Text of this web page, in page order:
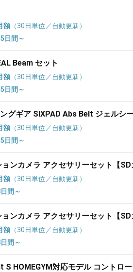
額 （30日単位／自動更新）
日間～
Beam セット
額 （30日単位／自動更新）
日間～
グギア SIXPAD Abs Belt ジェルシ
額 （30日単位／自動更新）
日間～
ンカメラ アクセサリーセット【SD
額 （30日単位／自動更新）
間～
ンカメラ アクセサリーセット【SD
額 （30日単位／自動更新）
間～
HOMEGYM対応モデル コントロ